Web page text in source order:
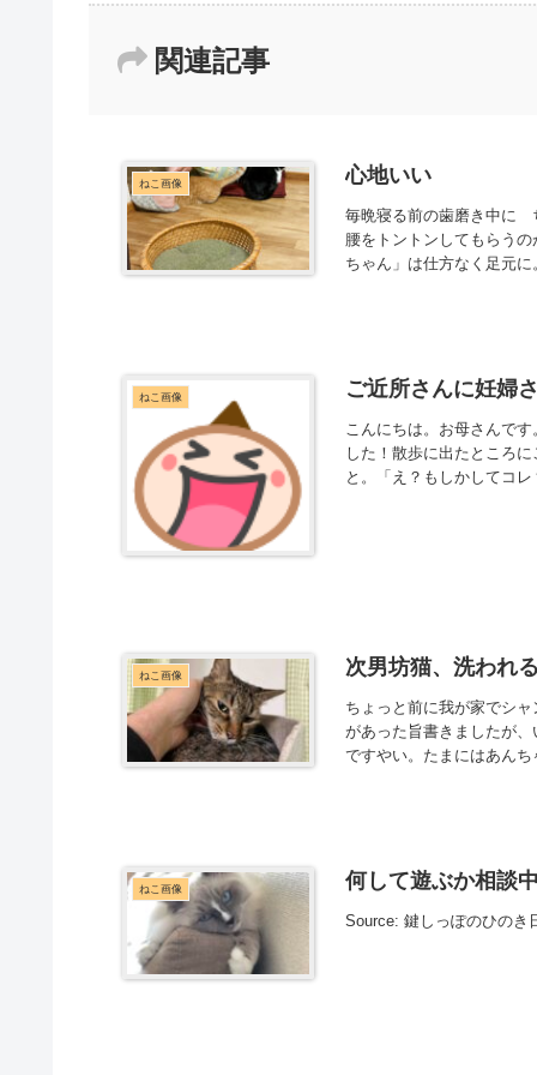
関連記事
ねこ画像 心地いい
毎晩寝る前の歯磨き中に
腰をトントンしてもらう
ちゃん」は仕方なく足元
ねこ画像 ご近所さんに妊婦
こんにちは。お母さんで
した！散歩に出たところ
と。「え？もしかしてコ
ねこ画像 次男坊猫、洗われ
ちょっと前に我が家でシ
があった旨書きましたが
ですやい。たまにはあん
ねこ画像 何して遊ぶか相談
Source: 鍵しっぽのひのき